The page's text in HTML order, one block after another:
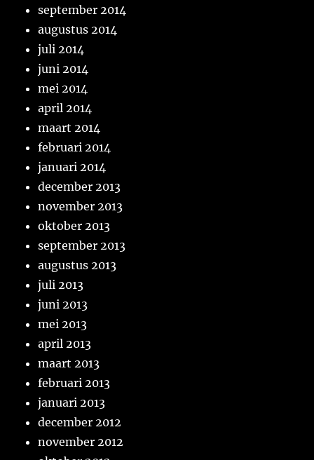
september 2014
augustus 2014
juli 2014
juni 2014
mei 2014
april 2014
maart 2014
februari 2014
januari 2014
december 2013
november 2013
oktober 2013
september 2013
augustus 2013
juli 2013
juni 2013
mei 2013
april 2013
maart 2013
februari 2013
januari 2013
december 2012
november 2012